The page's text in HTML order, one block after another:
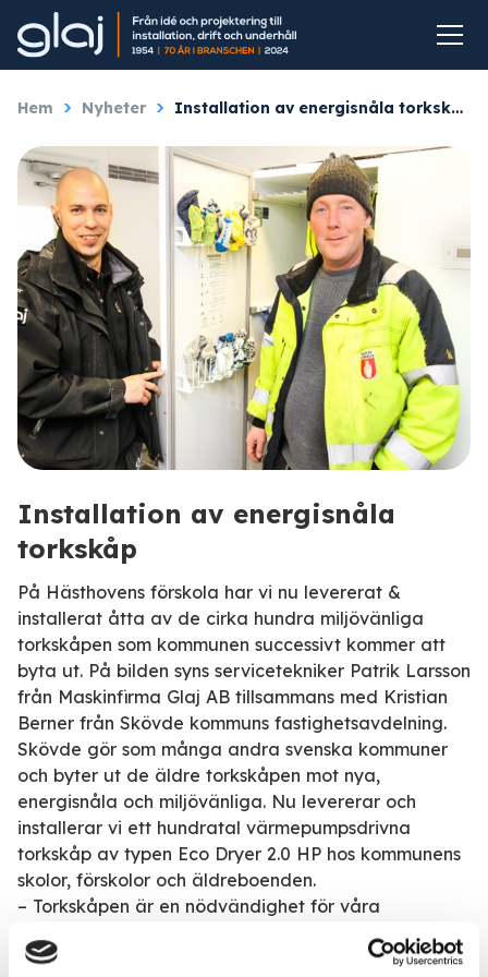
Hem Nyheter Installation av energisnåla torkskåp
Installation av energisnåla
torkskåp
På Hästhovens förskola har vi nu levererat &
installerat åtta av de cirka hundra miljövänliga
torkskåpen som kommunen successivt kommer att
byta ut. På bilden syns servicetekniker Patrik Larsson
från Maskinfirma Glaj AB tillsammans med Kristian
Berner från Skövde kommuns fastighetsavdelning.
Skövde gör som många andra svenska kommuner
och byter ut de äldre torkskåpen mot nya,
energisnåla och miljövänliga. Nu levererar och
installerar vi ett hundratal värmepumpsdrivna
torkskåp av typen Eco Dryer 2.0 HP hos kommunens
skolor, förskolor och äldreboenden.
– Torkskåpen är en nödvändighet för våra
och äldreboenden och de används väldigt frekvent.